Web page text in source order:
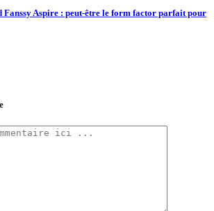
Fanssy Aspire : peut-être le form factor parfait pour